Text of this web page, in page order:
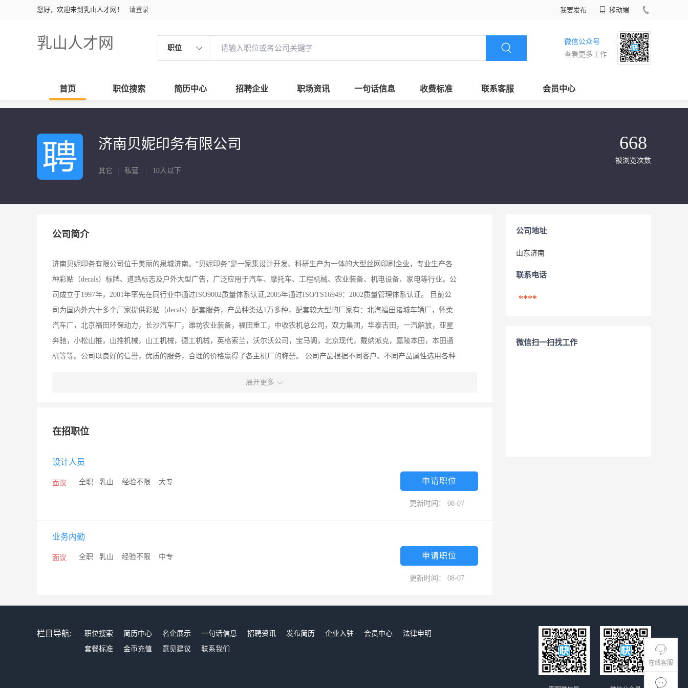
您好，欢迎来到乳山人才网！ 请登录 我要发布 移动端
乳山人才网 职位
微信公众号
查看更多工作
首页 职位搜索 简历中心 招聘企业 职场资讯 一句话信息 收费标准 联系客服 会员中心
在线客服
济南贝妮印务有限公司
其它 私营 10人以下
668
被浏览次数
公司简介
济南贝妮印务有限公司位于美丽的泉城济南。“贝妮印务”是一家集设计开发、科研生产为一体的大型丝网印刷企业，专业生产各
种彩贴（decals）标牌、道路标志及户外大型广告，广泛应用于汽车、摩托车、工程机械、农业装备、机电设备、家电等行业。公
司成立于1997年，2001年率先在同行业中通过ISO9002质量体系认证,2005年通过ISO∕TS16949：2002质量管理体系认证。 目前公
司为国内外六十多个厂家提供彩贴（decals）配套服务，产品种类达1万多种，配套较大型的厂家有：北汽福田诸城车辆厂，怀柔
汽车厂，北京福田环保动力，长沙汽车厂，潍坊农业装备，福田重工，中收农机总公司，双力集团，华泰吉田，一汽解放，亚星
奔驰，小松山推，山推机械，山工机械，德工机械，英格索兰，沃尔沃公司，宝马阁，北京现代，戴纳派克，嘉陵本田，本田通
机等等。公司以良好的信誉，优质的服务，合理的价格赢得了各主机厂的称誉。 公司产品根据不同客户、不同产品属性选用各种
时MACTAC，德国JAC，日本LINTEC，油墨一般选用英国SERICOL，日本SEIKO，德国THERMO-JET等等。公司管理实行严格
展开更多
在招职位
设计人员
面议 全职 乳山 经验不限 大专 申请职位
更新时间： 08-07
业务内勤
面议 全职 乳山 经验不限 中专 申请职位
更新时间： 08-07
公司地址
山东济南
联系电话
****
微信扫一扫找工作
栏目导航: 职位搜索 简历中心 名企展示 一句话信息 招聘资讯 发布简历 企业入驻 会员中心
法律申明
套餐标准
金币充值 意见建议 联系我们